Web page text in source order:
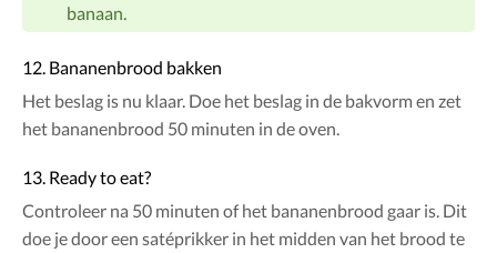
banaan.
12. Bananenbrood bakken
Het beslag is nu klaar. Doe het beslag in de bakvorm en zet
het bananenbrood 50 minuten in de oven.
13. Ready to eat?
Controleer na 50 minuten of het bananenbrood gaar is. Dit
doe je door een satéprikker in het midden van het brood te